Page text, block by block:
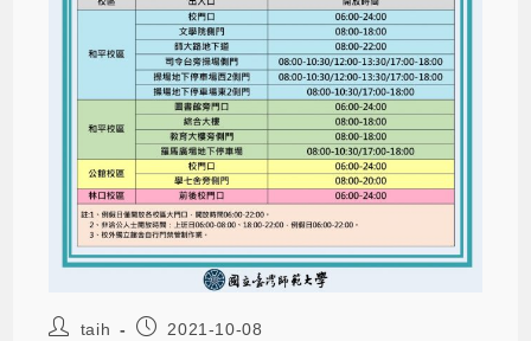
taih 2021-10-08